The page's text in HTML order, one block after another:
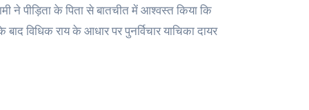
ने पीड़िता के पिता से बातचीत में आश्वस्त किया कि
विधिक राय के आधार पर पुनर्विचार याचिका दायर